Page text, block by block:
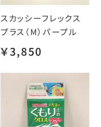
スカッシーフレックス
プラス（M）パープル
￥3,850